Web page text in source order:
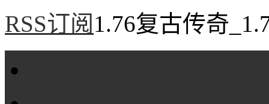
RSS订阅 1.76复古传奇